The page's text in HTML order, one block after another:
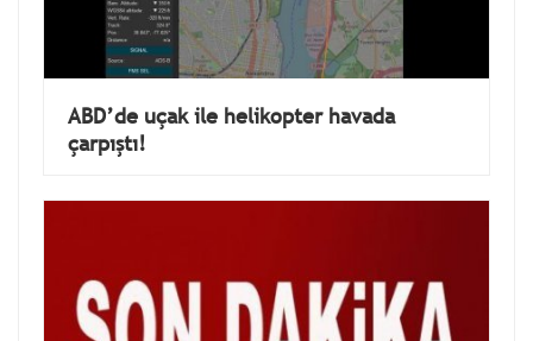
ABD’de uçak ile helikopter havada
çarpıştı!